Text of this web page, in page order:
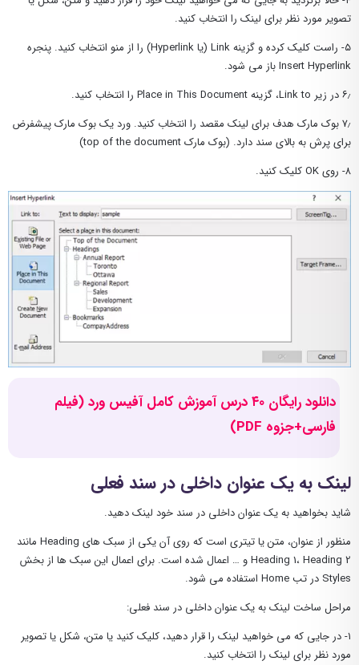
تصویر مورد نظر برای لینک را انتخاب کنید.
۵- راست کلیک کرده و گزینه Link (یا Hyperlink) را از منو انتخاب کنید. پنجره
Insert Hyperlink باز می شود.
۶٫ در زیر Link to، گزینه Place in This Document را انتخاب کنید.
۷٫ بوک مارک هدف برای لینک مقصد را انتخاب کنید. ورد یک بوک مارک پیشفرض
برای پرش به بالای سند دارد. (بوک مارک top of the document)
۸- روی OK کلیک کنید.
دانلود رایگان ۴۰ درس آموزش کامل آفیس ورد (فیلم
فارسی+جزوه PDF)
لینک به یک عنوان داخلی در سند فعلی
شاید بخواهید به یک عنوان داخلی در سند خود لینک دهید.
منظور از عنوان، متن یا تیتری است که روی آن یکی از سبک های Heading مانند
Heading 1، Heading 2 و … اعمال شده است. برای اعمال این سبک ها از بخش
Styles در تب Home استفاده می شود.
مراحل ساخت لینک به یک عنوان داخلی در سند فعلی:
۱- در جایی که می خواهید لینک را قرار دهید، کلیک کنید یا متن، شکل یا تصویر
مورد نظر برای لینک را انتخاب کنید.